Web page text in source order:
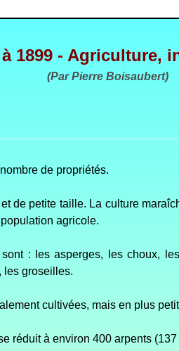
1899 - Agriculture,
(Par Pierre Boisaubert)
de propriétés.
de petite taille. La culture
agricole.
: les asperges, les choux,
les groseilles.
cultivées, mais en plus
réduit à environ 400 arpents (137